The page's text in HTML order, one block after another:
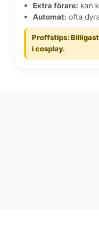
Extra förare: kan
Automat: ofta
Proffstips:
i cosplay.